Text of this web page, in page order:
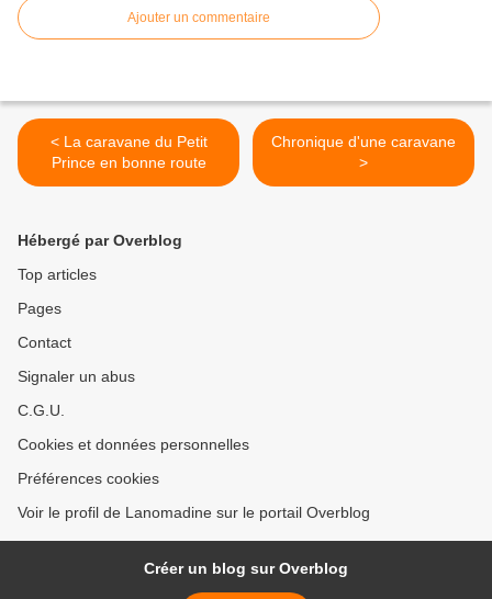
Ajouter un commentaire
< La caravane du Petit
Prince en bonne route
Chronique d'une caravane
>
Hébergé par Overblog
Top articles
Pages
Contact
Signaler un abus
C.G.U.
Cookies et données personnelles
Préférences cookies
Voir le profil de Lanomadine sur le portail Overblog
Créer un blog sur Overblog